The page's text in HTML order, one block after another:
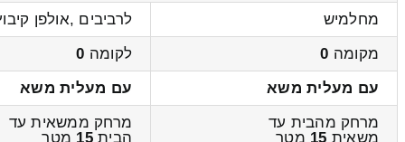
מחלמיש
לרביבים ,אולפן
מקומה 0 לקומה 0
עם מעלית משא
עם מעלית משא
מרחק מהבית עד
משאית 15 מטר
מרחק ממשאית עד
הבית15 מטר